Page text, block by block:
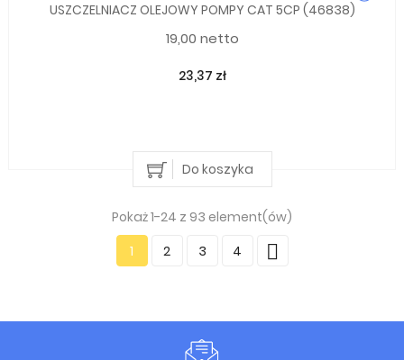
USZCZELNIACZ OLEJOWY POMPY CAT 5CP (46838)
19,00 netto
23,37 zł
Do koszyka
Pokaż 1-24 z 93 element(ów)
1
2 3 4 